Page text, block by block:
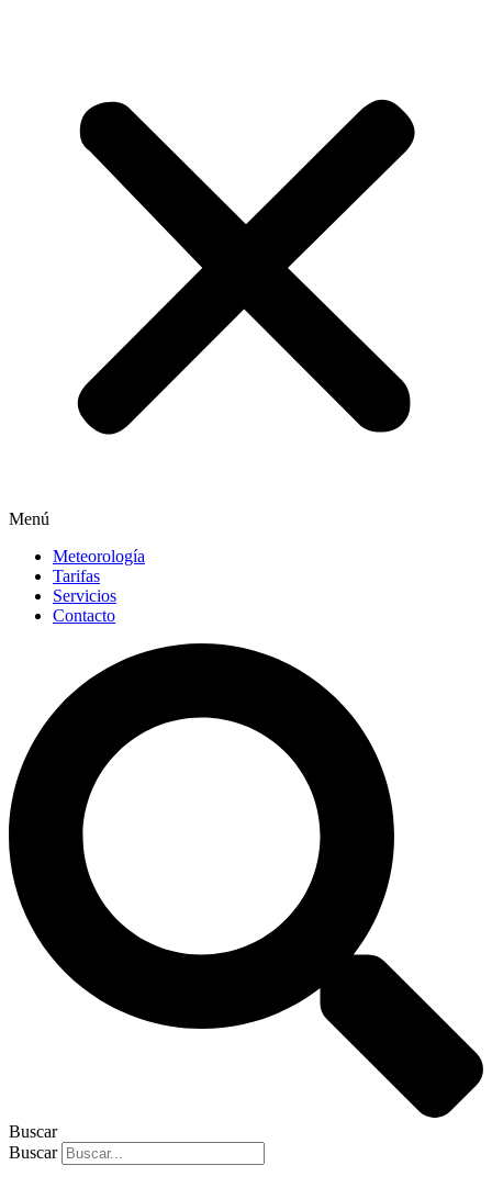
Menú
Meteorología
Tarifas
Servicios
Contacto
Buscar
Buscar